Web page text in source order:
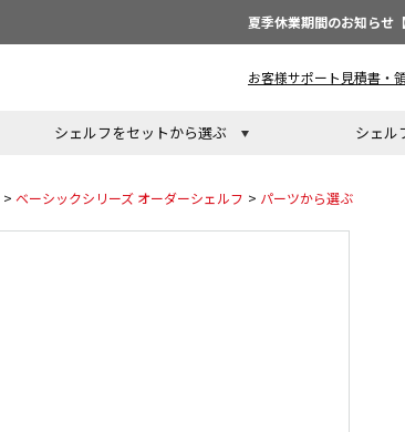
夏季休業期間のお知らせ
お客様サポート 見積書・
シェルフをセットから選ぶ シェル
> ベーシックシリーズ オーダーシェルフ > パーツから選ぶ